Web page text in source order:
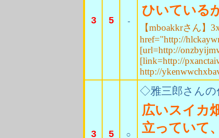
3 5 -
ひいている
【mboakkrさん】
href="http://
[url=http://
[link=http://
http://
3 5 ○
◇雅三郎さんの
広いスイカ
立っていて